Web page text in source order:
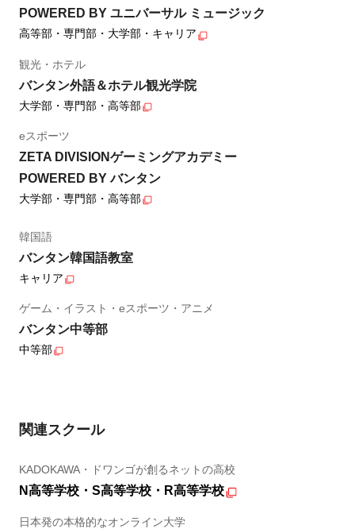
POWERED BY ユニバーサル ミュージック
高等部・専門部・大学部・キャリア
観光・ホテル
バンタン外語＆ホテル観光学院
大学部・専門部・高等部
eスポーツ
ZETA DIVISIONゲーミングアカデミー
POWERED BY バンタン
大学部・専門部・高等部
韓国語
バンタン韓国語教室
キャリア
ゲーム・イラスト・eスポーツ・アニメ
バンタン中等部
中等部
関連スクール
KADOKAWA・ドワンゴが創るネットの高校
N高等学校・S高等学校・R高等学校
日本発の本格的なオンライン大学